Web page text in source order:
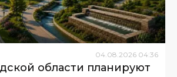
04.08.2026 04:36
области планируют